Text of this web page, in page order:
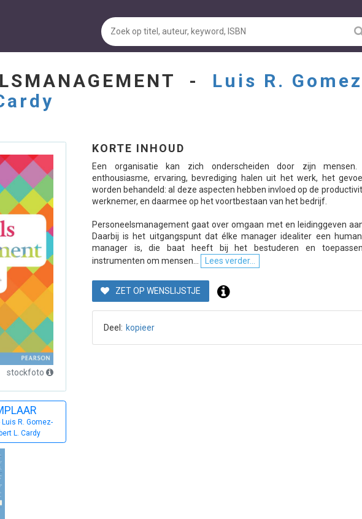
- Luis R.
stockfoto
R. Gomez-
L. Cardy
KORTE INHOUD
Een organisatie kan zich onderscheiden door zijn mensen.
enthousiasme, ervaring, bevrediging halen uit het werk, het
worden behandeld: al deze aspecten hebben invloed op de
werknemer, en daarmee op het voortbestaan van het bedrijf.
Personeelsmanagement gaat over omgaan met en leidinggeven
Daarbij is het uitgangspunt dat élke manager idealiter een
manager is, die baat heeft bij het bestuderen en
instrumenten om mensen...
Lees verder...
ZET OP WENSLIJSTJE
Deel: kopieer